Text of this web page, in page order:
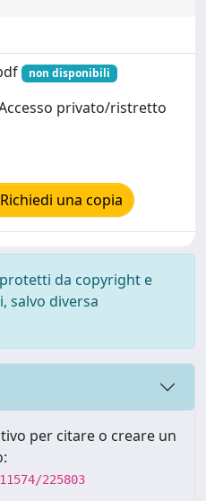
non disponibili
Accesso privato/ristretto
Richiedi una copia
da copyright e
salvo diversa
per citare o creare un
225803